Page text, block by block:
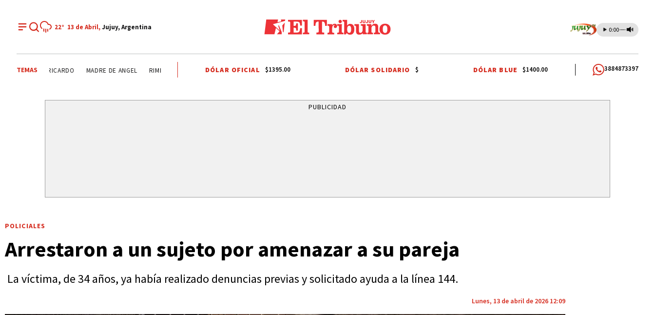
22° 13 de Abril,Jujuy, Argentina 0:00
TEMASGUIAS DE TURISMO ALBERTO BERNIS CASPALÁ SE BUSCA A MORA ALBERTO SIUFI JULIO RICARDO MADRE DE ANGEL 19 DE ABRIL PROYECTO OPOSITOR GUIAS DE TURISMO
DÓLAR OFICIAL $1395.00 DÓLAR SOLIDARIO $ DÓLAR BLUE $1400.00 3884873397
PUBLICIDAD
POLICIALES
Arrestaron a un sujeto por amenazar a su pareja
La víctima, de 34 años, ya había realizado denuncias previas y solicitado ayuda a la línea 144.
Lunes, 13 de abril de 2026 12:09